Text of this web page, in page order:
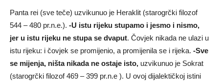
Panta rei (sve teče) uzvikunuo je Heraklit (starogrčki filozof
544 – 480 pr.n.e.). -U istu rijeku stupamo i jesmo i nismo,
jer u istu rijeku ne stupa se dvaput. Čovjek nikada ne ulazi u
istu rijeku: i čovjek se promijenio, a promijenila se i rijeka. -Sve
se mijenja, ništa nikada ne ostaje isto, uzvikunuo je Sokrat
(starogrčki filozof 469 – 399 pr.n.e ). U ovoj dijalektičkoj istini